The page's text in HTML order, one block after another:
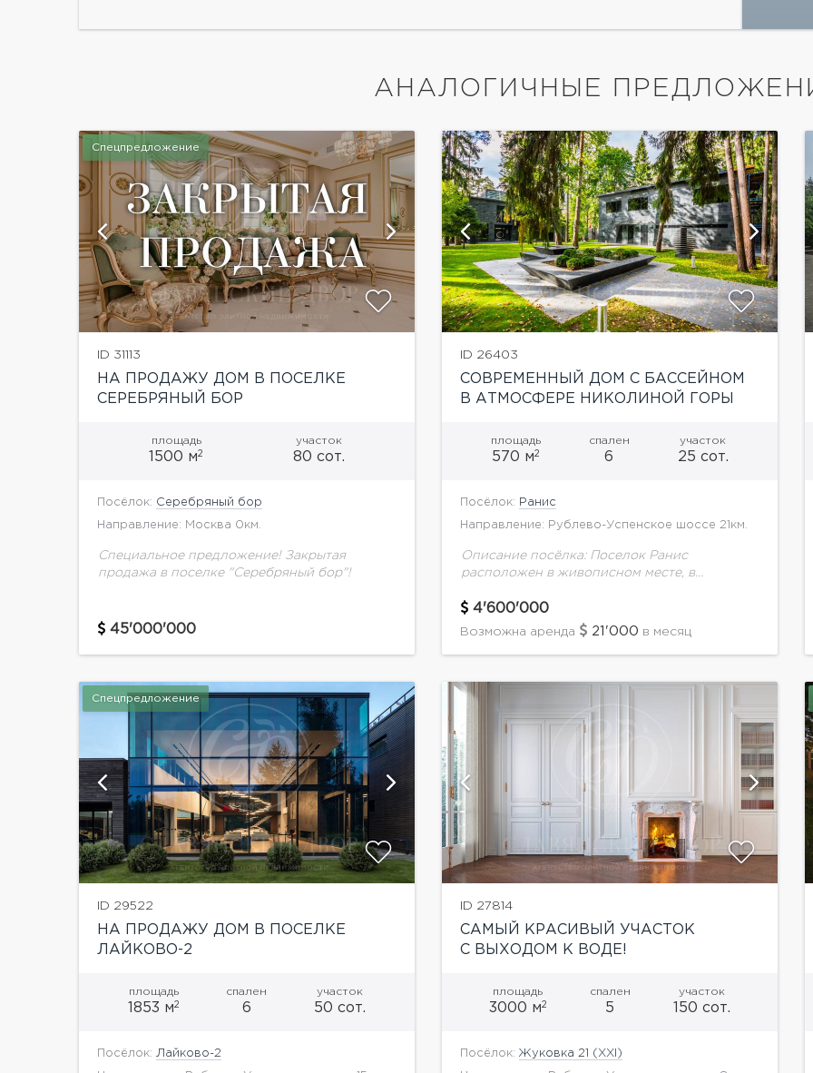
АНАЛОГИЧНЫЕ
Спецпредложение
ID 31113
НА ПРОДАЖУ ДОМ В ПОСЕЛКЕ
СЕРЕБРЯНЫЙ БОР
площадь
1500 м2
участок
80 сот.
Посёлок: Серебряный бор
Направление: Москва 0км.
Специальное предложение! Закрытая
продажа в поселке "Серебряный бор"!
45'000'000
показать ещё 28 фотографий
ID 26403
СОВРЕМЕННЫЙ ДОМ С БАССЕЙНОМ
В АТМОСФЕРЕ НИКОЛИНОЙ ГОРЫ
площадь
570 м2
спален
6
участок
25 сот.
Посёлок: Ранис
Направление: Рублево-Успенское шоссе 21км.
Описание посёлка: Поселок Ранис
расположен в живописном месте, в
Успенского шоссе. Это закрытый дачный
поселок с богатыми особняками,
площадь...
4'600'000
Возможна аренда 21'000 в месяц
показать ещё 61 фотографию
Спецпредложение
ID 29522
НА ПРОДАЖУ ДОМ В ПОСЕЛКЕ
ЛАЙКОВО-2
площадь
1853 м2
спален
6
участок
50 сот.
Посёлок: Лайково-2
показать ещё 4 фотографии
ID 27814
САМЫЙ КРАСИВЫЙ УЧАСТОК
С ВЫХОДОМ К ВОДЕ!
площадь
3000 м2
спален
5
участок
150 сот.
Посёлок: Жуковка 21 (XXI)
показать ещё 9 фотографий